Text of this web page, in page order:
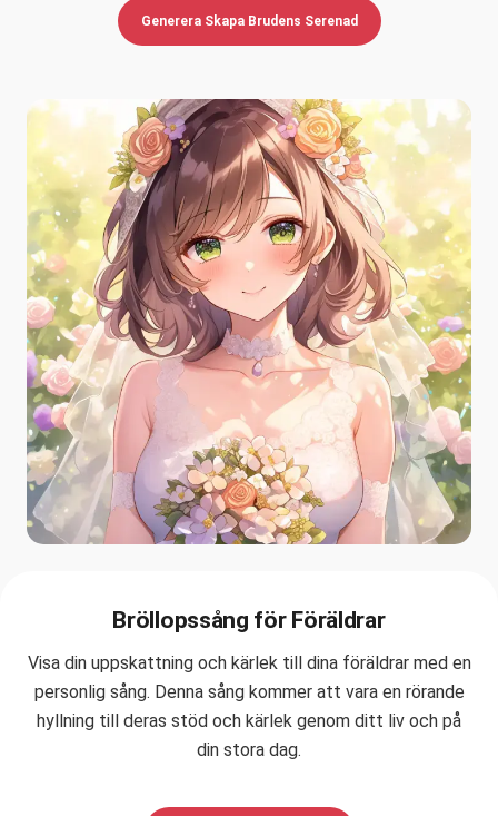
Generera Skapa Brudens Serenad
Bröllopssång för Föräldrar
Visa din uppskattning och kärlek till dina föräldrar med en
personlig sång. Denna sång kommer att vara en rörande
hyllning till deras stöd och kärlek genom ditt liv och på
din stora dag.